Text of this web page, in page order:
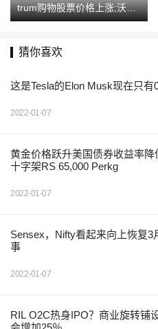
trum购物股票价格上涨;沃达
丰想法股票暴跌
猜你喜欢
这是Tesla的Elon Musk现在只
2022-01-07
黄金价格跃升美国债券收益率
十字架RS 65,000 Perkg
2022-01-07
Sensex，Nifty看起来向上恢复
事
2022-01-07
RIL O2C热身IPO？商业旋转铺